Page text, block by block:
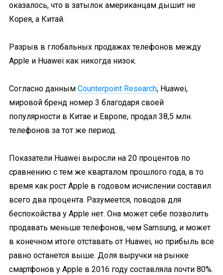
оказалось, что в затылок американцам дышит не
Корея, а Китай.
Разрыв в глобальных продажах телефонов между
Apple и Huawei как никогда низок.
Согласно данным Counterpoint Research, Huawei,
мировой бренд номер 3 благодаря своей
популярности в Китае и Европе, продал 38,5 млн.
телефонов за тот же период.
Показатели Huawei выросли на 20 процентов по
сравнению с тем же кварталом прошлого года, в то
время как рост Apple в годовом исчислении составил
всего два процента. Разумеется, поводов для
беспокойства у Apple нет. Она может себе позволить
продавать меньше телефонов, чем Samsung, и может
в конечном итоге отставать от Huawei, но прибыль все
равно останется выше. Доля выручки на рынке
смартфонов у Apple в 2016 году составляла почти 80%.